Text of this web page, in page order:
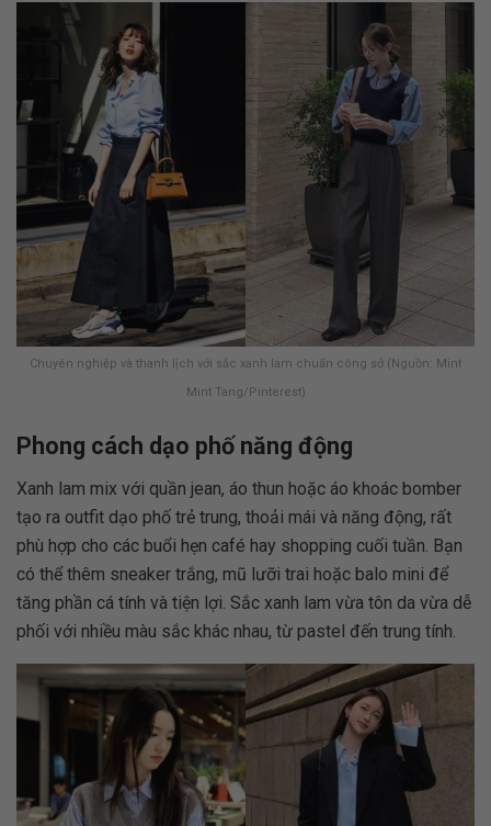
Chuyên nghiệp và thanh lịch với sắc xanh lam chuẩn công sở (Nguồn: Mint
Mint Tang/Pinterest)
Phong cách dạo phố năng động
Xanh lam mix với quần jean, áo thun hoặc áo khoác bomber
tạo ra outfit dạo phố trẻ trung, thoải mái và năng động, rất
phù hợp cho các buổi hẹn café hay shopping cuối tuần. Bạn
có thể thêm sneaker trắng, mũ lưỡi trai hoặc balo mini để
tăng phần cá tính và tiện lợi. Sắc xanh lam vừa tôn da vừa dễ
phối với nhiều màu sắc khác nhau, từ pastel đến trung tính.